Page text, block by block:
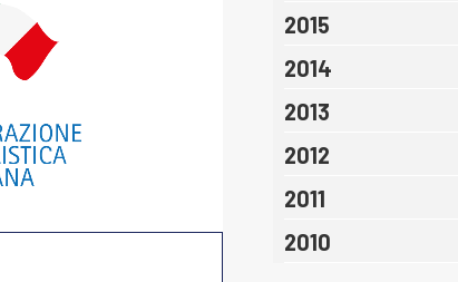
2015
2014
2013
2012
2011
2010